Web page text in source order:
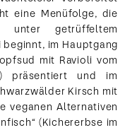
eine Menüfolge, die
unter getrüffeltem
im Hauptgang
mit Ravioli vom
präsentiert und im
Kirsch mit
veganen Alternativen
(Kichererbse im